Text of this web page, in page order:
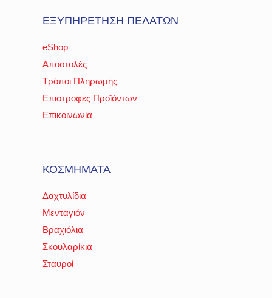
ΕΞΥΠΗΡΕΤΗΣΗ ΠΕΛΑΤΩΝ
eShop
Αποστολές
Τρόποι Πληρωμής
Επιστροφές Προϊόντων
Επικοινωνία
ΚΟΣΜΗΜΑΤΑ
Δαχτυλίδια
Μενταγιόν
Βραχιόλια
Σκουλαρίκια
Σταυροί